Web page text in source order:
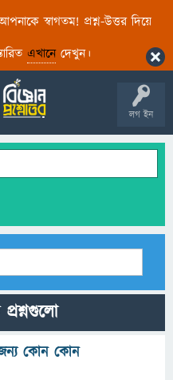
স্বাগতম! প্রশ্ন-উত্তর দিয়ে
এখানেদেখুন।
লগ ইন
কোন কোন